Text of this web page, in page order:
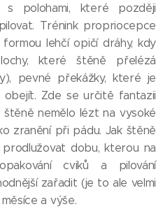
s polohami, které později
Trénink propriocepce
lehčí opičí dráhy, kdy
které štěně přelézá
pevné překážky, které je
Zde se určitě fantazii
nemělo lézt na vysoké
zranění při pádu. Jak štěně
dobu, kterou na
cviků a pilování
zařadit (je to ale velmi
a výše.